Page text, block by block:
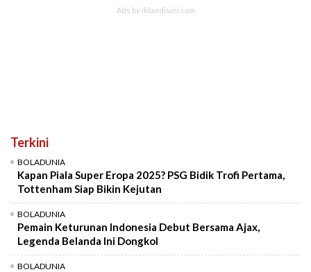
Terkini
BOLADUNIA
Kapan Piala Super Eropa 2025? PSG Bidik Trofi Pertama,
Tottenham Siap Bikin Kejutan
BOLADUNIA
Pemain Keturunan Indonesia Debut Bersama Ajax,
Legenda Belanda Ini Dongkol
BOLADUNIA